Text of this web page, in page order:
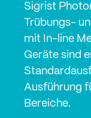
Sigrist
Trübungs-
mit In-line
Geräte sind
Ausführung
Bereiche.